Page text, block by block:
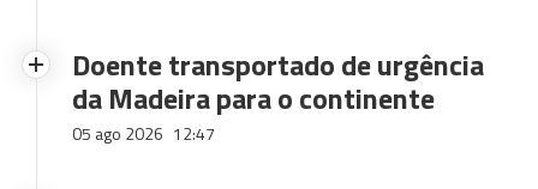
Doente transportado de urgência
da Madeira para o continente
05 ago 2026 12:47